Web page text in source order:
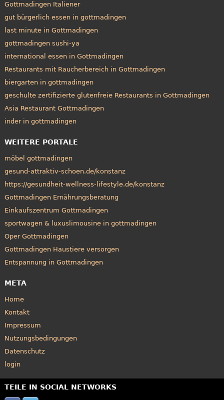
Gottmadingen Italiener
gut bürgerlich essen in gottmadingen
last minute in Gottmadingen
gottmadingen sushi-ya
international essen in Gottmadingen
Restaurants mit Raucherbereich in Gottmadingen
biergarten in gottmadingen
geschulte zertifizierte glutenfreie Restaurants in Gottmadingen
Asia Restaurant Gottmadingen
inder in gottmadingen
WEITERE PORTALE
möbel gottmadingen
gesund-attraktiv-schoen.de/konstanz
https://gesundheit-wellness-lifestyle.de/konstanz
Gottmadingen Ernährungsberatung
Einkaufszentrum Gottmadingen
sportwagen & luxuslimousine in gottmadingen
Oper Gottmadingen
Gottmadingen Haustiere versorgen
Entspannung in Gottmadingen
META
Home
Kontakt
Impressum
Nutzungsbedingungen
Datenschutz
login
TEILE IN SOCIAL NETWORKS